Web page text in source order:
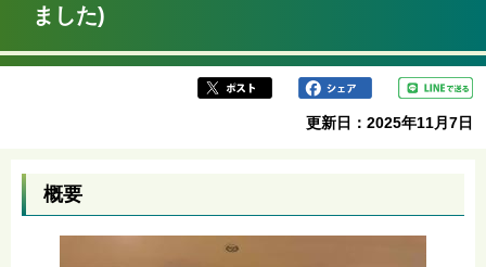
ら
ました)
更新日：2025年11月7日
概要